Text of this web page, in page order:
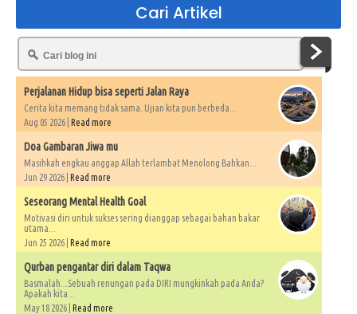
Cari Artikel
Perjalanan Hidup bisa seperti Jalan Raya
Cerita kita memang tidak sama. Ujian kita pun berbeda...
Aug 05 2026 | Read more
Doa Gambaran Jiwa mu
Masihkah engkau anggap Allah terlambat Menolong Bahkan...
Jun 29 2026 | Read more
Seseorang Mental Health Goal
Motivasi diri untuk sukses sering dianggap sebagai bahan bakar
utama...
Jun 25 2026 | Read more
Qurban pengantar diri dalam Taqwa
Basmalah...Sebuah renungan pada DIRI mungkinkah pada Anda?
Apakah kita...
May 18 2026 | Read more